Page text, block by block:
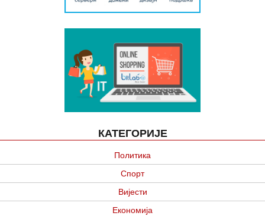
КАТЕГОРИЈЕ
Политика
Спорт
Вијести
Економија